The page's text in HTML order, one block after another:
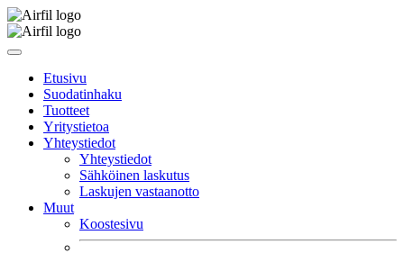
Etusivu
Suodatinhaku
Tuotteet
Yritystietoa
Yhteystiedot
Yhteystiedot
Sähköinen laskutus
Laskujen vastaanotto
Muut
Koostesivu